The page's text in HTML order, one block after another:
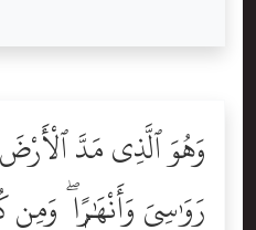
وَهُوَ ٱلَّذِى مَدَّ
رَوَٰسِىَ وَأَنْهَٰرًۭا